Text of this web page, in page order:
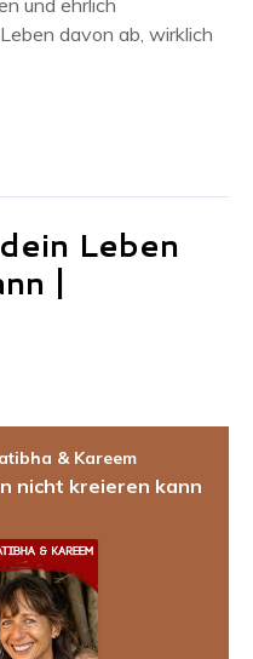
und ehrlich
davon ab, wirklich
Leben
|